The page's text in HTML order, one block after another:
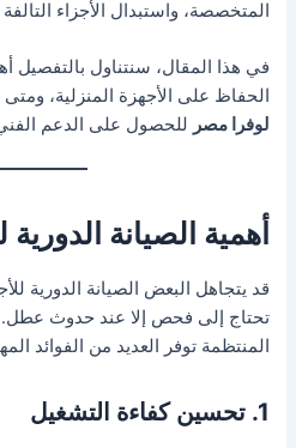
المتخصصة، واستبدال الأجزاء
في هذا المقال، سنتناول بالتفصيل
الحفاظ على الأجهزة المنزلية،
لوفرا مصر للحصول على الدعم الفني
أهمية الصيانة الدورية
قد يتجاهل البعض الصيانة الدورية
تحتاج إلى فحص إلا عند حدوث عطل.
المنتظمة توفر العديد من الفوائد
1. تحسين كفاءة التشغيل